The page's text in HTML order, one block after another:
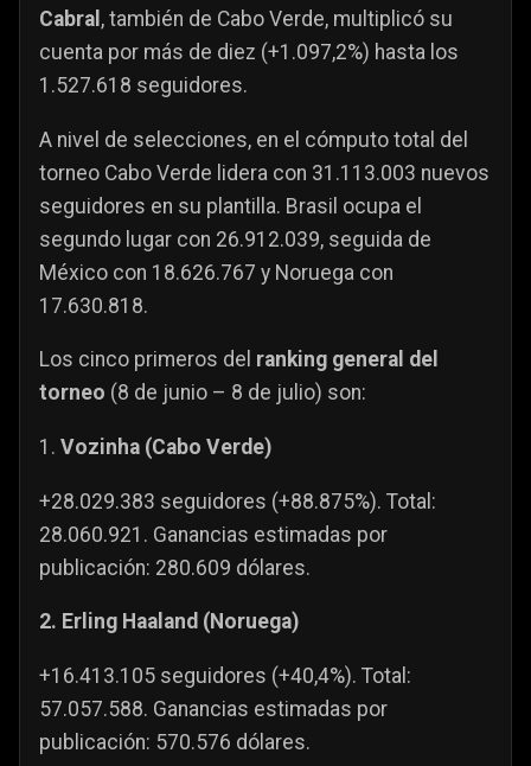
Cabral , también de Cabo Verde, multiplicó su
cuenta por más de diez (+1.097,2%) hasta los
1.527.618 seguidores.
A nivel de selecciones, en el cómputo total del
torneo Cabo Verde lidera con 31.113.003 nuevos
seguidores en su plantilla. Brasil ocupa el
segundo lugar con 26.912.039, seguida de
México con 18.626.767 y Noruega con
17.630.818.
Los cinco primeros del ranking general del
torneo (8 de junio – 8 de julio) son:
1. Vozinha (Cabo Verde)
+28.029.383 seguidores (+88.875%). Total:
28.060.921. Ganancias estimadas por
publicación: 280.609 dólares.
2. Erling Haaland (Noruega)
+16.413.105 seguidores (+40,4%). Total:
57.057.588. Ganancias estimadas por
publicación: 570.576 dólares.